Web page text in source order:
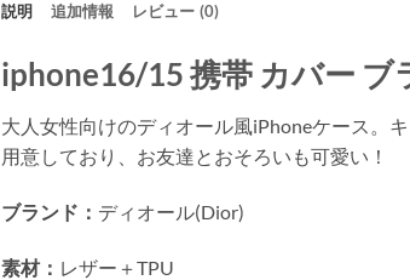
説明 追加情報 レビュー (0)
iphone16/15 携帯 カバー
大人女性向けのディオール風iPhoneケース。
用意しており、お友達とおそろいも可愛い！
ブランド： ディオール(Dior)
素材： レザー＋TPU